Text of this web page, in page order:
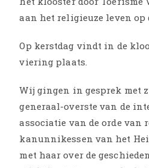
aan het religieuze leven
Op kerstdag vindt in de
viering plaats.
Wij gingen in gesprek met
generaal-overste van de
associatie van de orde van
kanunnikessen van het
met haar over de